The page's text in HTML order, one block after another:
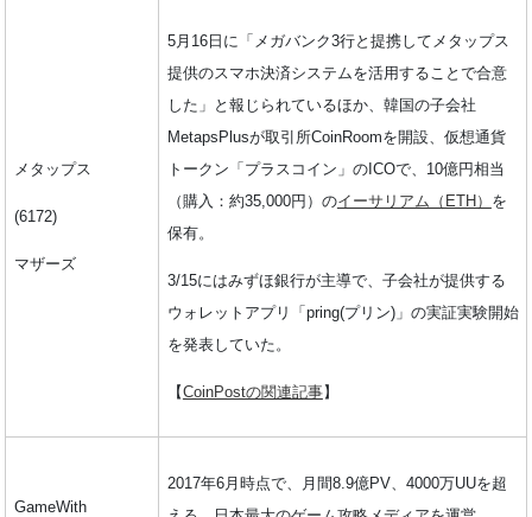
メタップス
(6172)
マザーズ
5月16日に「メガバンク3行と提携してメタップス
提供のスマホ決済システムを活用することで合意
した」と報じられているほか、韓国の子会社
MetapsPlusが取引所CoinRoomを開設、仮想通貨
トークン「プラスコイン」のICOで、10億円相当
（購入：約35,000円）のイーサリアム（ETH） を
保有。
3/15にはみずほ銀行が主導で、子会社が提供する
ウォレットアプリ「pring(プリン)」の実証実験開始
を発表していた。
【CoinPostの関連記事】
GameWith
2017年6月時点で、月間8.9億PV、4000万UUを超